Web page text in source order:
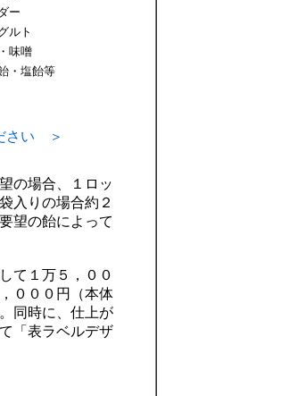
ー
ルト
味噌
・塩飴等
さい ＞
の場合、１ロッ
入りの場合約２
望の飴によって
て１万５，００
０００円（本体
同時に、仕上が
「表ラベルデザ